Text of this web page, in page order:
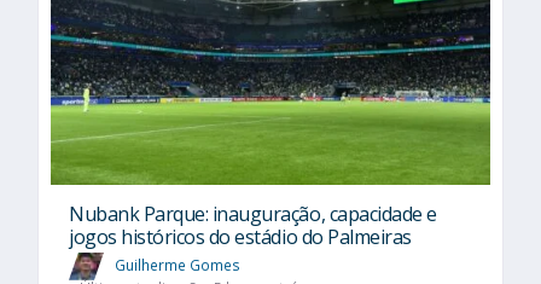
Nubank Parque: inauguração, capacidade e
jogos históricos do estádio do Palmeiras
Guilherme Gomes